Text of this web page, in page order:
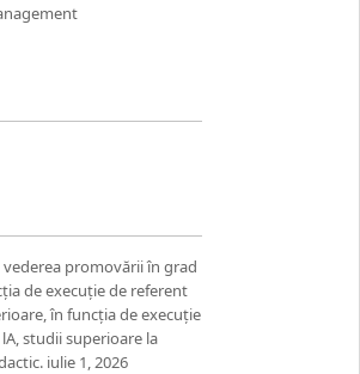
promovării în grad
de execuție de referent
în funcția de execuție
studii superioare la
iulie 1, 2026